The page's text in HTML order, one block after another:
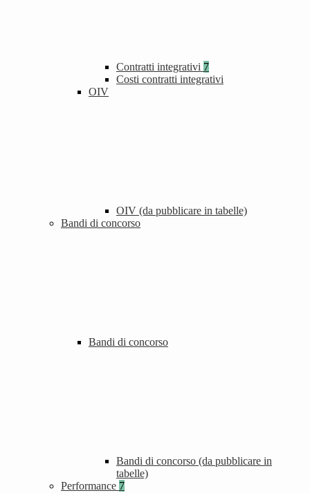
Contratti integrativi 7
Costi contratti integrativi
OIV
OIV (da pubblicare in tabelle)
Bandi di concorso
Bandi di concorso
Bandi di concorso (da pubblicare in
tabelle)
Performance 7